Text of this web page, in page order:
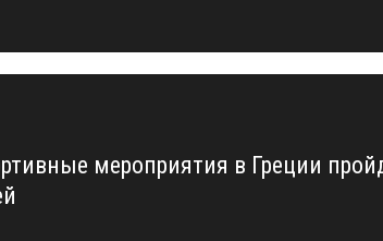
мероприятия в Греции